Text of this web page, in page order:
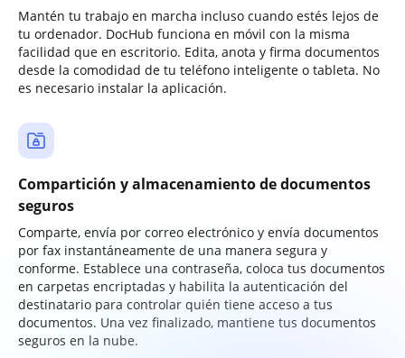
Mantén tu trabajo en marcha incluso cuando estés lejos de
tu ordenador. DocHub funciona en móvil con la misma
facilidad que en escritorio. Edita, anota y firma documentos
desde la comodidad de tu teléfono inteligente o tableta. No
es necesario instalar la aplicación.
Compartición y almacenamiento de documentos
seguros
Comparte, envía por correo electrónico y envía documentos
por fax instantáneamente de una manera segura y
conforme. Establece una contraseña, coloca tus documentos
en carpetas encriptadas y habilita la autenticación del
destinatario para controlar quién tiene acceso a tus
documentos. Una vez finalizado, mantiene tus documentos
seguros en la nube.